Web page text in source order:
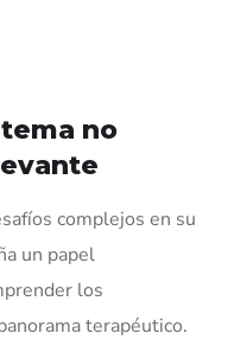
no
complejos en su
un papel
los
terapéutico.